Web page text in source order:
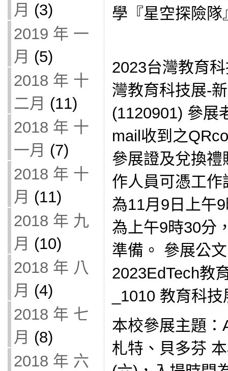
月 (3)
2019 年 一
月 (5)
2018 年 十
二月 (11)
2018 年 十
一月 (7)
2018 年 十
月 (11)
2018 年 九
月 (10)
2018 年 八
月 (4)
2018 年 七
月 (8)
2018 年 六
學『星空探險隊
2023台灣教育
灣教育科技展-
(1120901) 參展
mail收到之
參展證及兌換
作人員可憑工
為11月9日上午
為上午9時30分
準備。 參展公
2023EdTech教
_1010 教育科
本校參展主題
札特、貝多芬